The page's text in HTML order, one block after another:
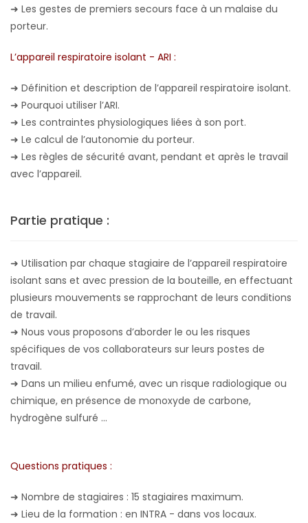
➜ Les gestes de premiers secours face à un malaise du
porteur.
L’appareil respiratoire isolant - ARI :
➜ Définition et description de l’appareil respiratoire isolant.
➜ Pourquoi utiliser l’ARI.
➜ Les contraintes physiologiques liées à son port.
➜ Le calcul de l’autonomie du porteur.
➜ Les règles de sécurité avant, pendant et après le travail
avec l’appareil.
Partie pratique :
➜ Utilisation par chaque stagiaire de l’appareil respiratoire
isolant sans et avec pression de la bouteille, en effectuant
plusieurs mouvements se rapprochant de leurs conditions
de travail.
➜ Nous vous proposons d’aborder le ou les risques
spécifiques de vos collaborateurs sur leurs postes de
travail.
➜ Dans un milieu enfumé, avec un risque radiologique ou
chimique, en présence de monoxyde de carbone,
hydrogène sulfuré ...
Questions pratiques :
➜ Nombre de stagiaires : 15 stagiaires maximum.
➜ Lieu de la formation : en INTRA - dans vos locaux.